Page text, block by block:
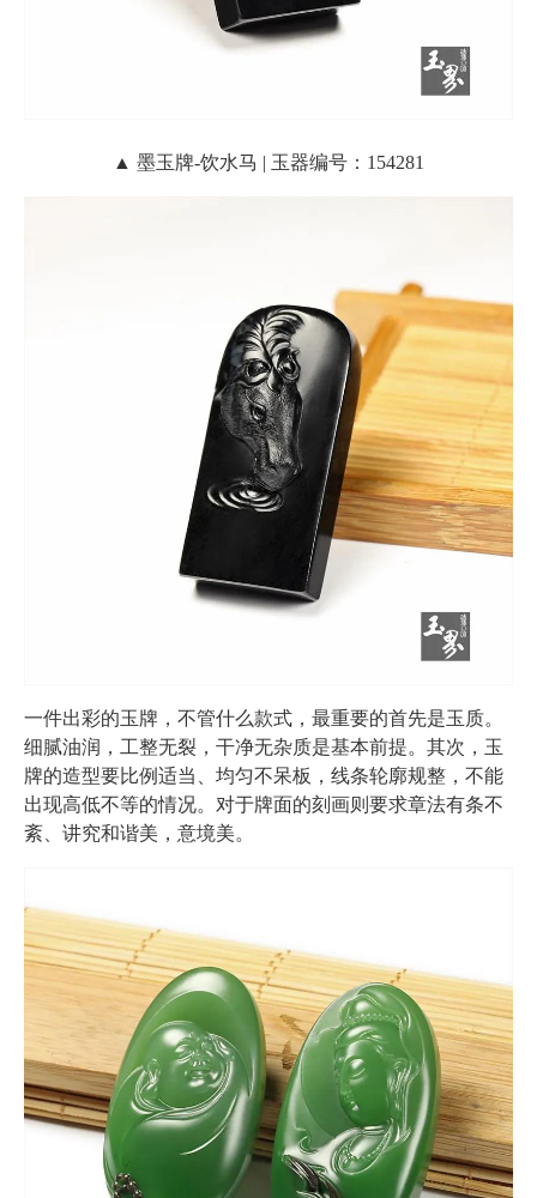
▲ 墨玉牌-饮水马 | 玉器编号：154281
一件出彩的玉牌，不管什么款式，最重要的首先是玉质。
细腻油润，工整无裂，干净无杂质是基本前提。其次，玉
牌的造型要比例适当、均匀不呆板，线条轮廓规整，不能
出现高低不等的情况。对于牌面的刻画则要求章法有条不
紊、讲究和谐美，意境美。